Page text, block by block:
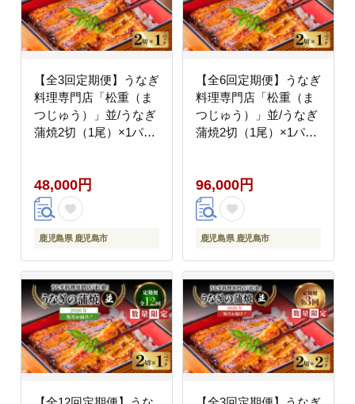
【全3回定期便】うなぎ
料理専門店「松重（ま
つじゅう）」並/うなぎ
蒲焼2切（1尾）×1パッ
48,000円
鹿児島県 鹿児島市
【全6回定期便】うなぎ
料理専門店「松重（ま
つじゅう）」並/うなぎ
蒲焼2切（1尾）×1パッ
96,000円
鹿児島県 鹿児島市